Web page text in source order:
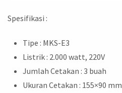
Spesifikasi :
Tipe : MKS-E3
Listrik : 2.000 watt, 220V
Jumlah Cetakan : 3 buah
Ukuran Cetakan : 155×90 mm